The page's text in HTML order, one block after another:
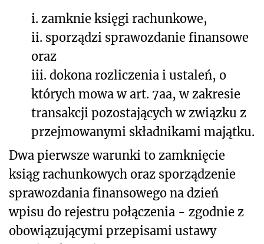
i. zamknie księgi rachunkowe,
ii. sporządzi sprawozdanie finansowe
oraz
iii. dokona rozliczenia i ustaleń, o
których mowa w art. 7aa, w zakresie
transakcji pozostających w związku z
przejmowanymi składnikami majątku.
Dwa pierwsze warunki to zamknięcie
ksiąg rachunkowych oraz sporządzenie
sprawozdania finansowego na dzień
wpisu do rejestru połączenia - zgodnie z
obowiązującymi przepisami ustawy